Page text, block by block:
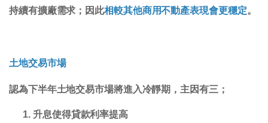
持續有擴廠需求；因此相較其他商用不動產表現會更穩定。
土地交易市場
認為下半年土地交易市場將進入冷靜期，主因有三；
升息使得貸款利率提高